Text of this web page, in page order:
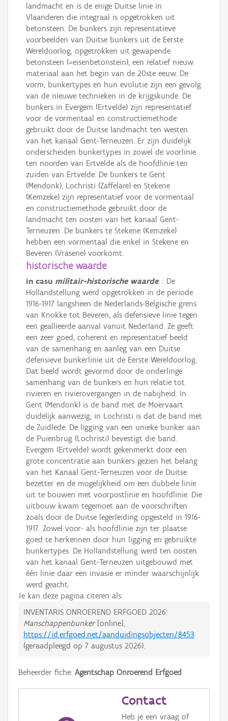
landmacht en is de enige Duitse linie in
Vlaanderen die integraal is opgetrokken uit
betonsteen. De bunkers zijn representatieve
voorbeelden van Duitse bunkers uit de Eerste
Wereldoorlog, opgetrokken uit gewapende
betonsteen (=eisenbetonstein), een relatief nieuw
materiaal aan het begin van de 20ste eeuw. De
vorm, bunkertypes en hun evolutie zijn een gevolg
van de nieuwe technieken in de krijgskunde. De
bunkers in Evergem (Ertvelde) zijn representatief
voor de vormentaal en constructiemethode
gebruikt door de Duitse landmacht ten westen
van het kanaal Gent-Terneuzen. Er zijn duidelijk
onderscheiden bunkertypes in zowel de voorlinie
ten noorden van Ertvelde als de hoofdlinie ten
zuiden van Ertvelde. De bunkers te Gent
(Mendonk), Lochristi (Zaffelare) en Stekene
(Kemzeke) zijn representatief voor de vormentaal
en constructiemethode gebruikt door de
landmacht ten oosten van het kanaal Gent-
Terneuzen. De bunkers te Stekene (Kemzeke)
hebben een vormentaal die enkel in Stekene en
Beveren (Vrasene) voorkomt.
historische waarde
in casu militair-historische waarde: : De
Hollandstellung werd opgetrokken in de periode
1916-1917 langsheen de Nederlands-Belgische grens
van Knokke tot Beveren, als defensieve linie tegen
een geallieerde aanval vanuit Nederland. Ze geeft
een zeer goed, coherent en representatief beeld
van de samenhang en aanleg van een Duitse
defensieve bunkerlinie uit de Eerste Wereldoorlog.
Dat beeld wordt gevormd door de onderlinge
samenhang van de bunkers en hun relatie tot
rivieren en rivierovergangen in de nabijheid. In
Gent (Mendonk) is de band met de Moervaart
duidelijk aanwezig, in Lochristi is dat de band met
de Zuidlede. De ligging van een unieke bunker aan
de Puienbrug (Lochristi) bevestigt die band.
Evergem (Ertvelde) wordt gekenmerkt door een
grote concentratie aan bunkers gezien het belang
van het Kanaal Gent-Terneuzen voor de Duitse
bezetter en de mogelijkheid om een dubbele linie
uit te bouwen met voorpostlinie en hoofdlinie. Die
uitbouw kwam tegemoet aan de voorschriften
zoals door de Duitse legerleiding opgesteld in 1916-
1917. Zowel voor- als hoofdlinie zijn ter plaatse
goed te herkennen door hun ligging en gebruikte
bunkertypes. De Hollandstellung werd ten oosten
van het kanaal Gent-Terneuzen uitgebouwd met
één linie daar een invasie er minder waarschijnlijk
werd geacht.
Je kan deze pagina citeren als:
INVENTARIS ONROEREND ERFGOED 2026:
Manschappenbunker[online],
https://id.erfgoed.net/aanduidingsobjecten/8453
(geraadpleegd op 7 augustus 2026).
Beheerder fiche: Agentschap Onroerend Erfgoed
Contact
Heb je een vraag of